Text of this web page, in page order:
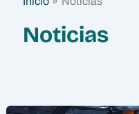
Noticias